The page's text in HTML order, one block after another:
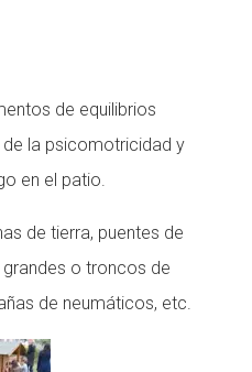
de equilibrios
la psicomotricidad y
en el patio.
de tierra, puentes de
o troncos de
de neumáticos, etc.